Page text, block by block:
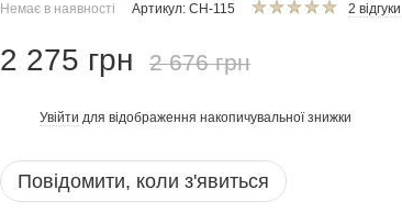
Немає в наявності Артикул: СН-115 2 відгуки
2 275 грн 2 676 грн
Увійти для відображення накопичувальної знижки
Повідомити, коли з'явиться